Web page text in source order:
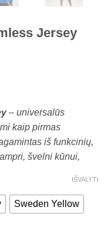
Jersey
– universalūs
kaip pirmas
iš funkcinių,
švelni kūnui,
Sweden Yellow
IŠVALYTI